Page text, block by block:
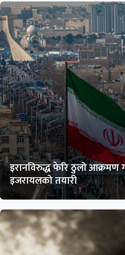
इरानविरुद्ध फेरि ठुलो आक्रमण
इजरायलको तयारी